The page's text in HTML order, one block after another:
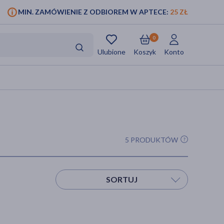
MIN. ZAMÓWIENIE Z ODBIOREM W APTECE: 25 ZŁ
Ulubione Koszyk
0
Konto
5 PRODUKTÓW
SORTUJ